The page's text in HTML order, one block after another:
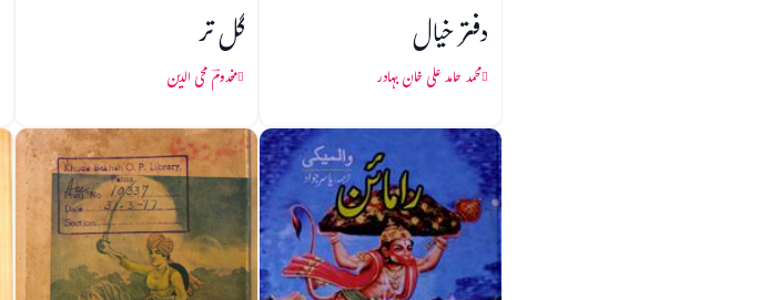
دفتر خیال
محمد حامد علی خان بہادر
گل تر
مخدومؔ محی الدین